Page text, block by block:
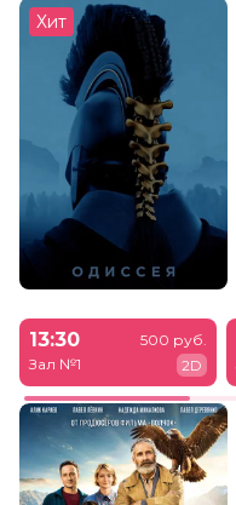
Хит
13:30
Зал №1
500 руб.
2D